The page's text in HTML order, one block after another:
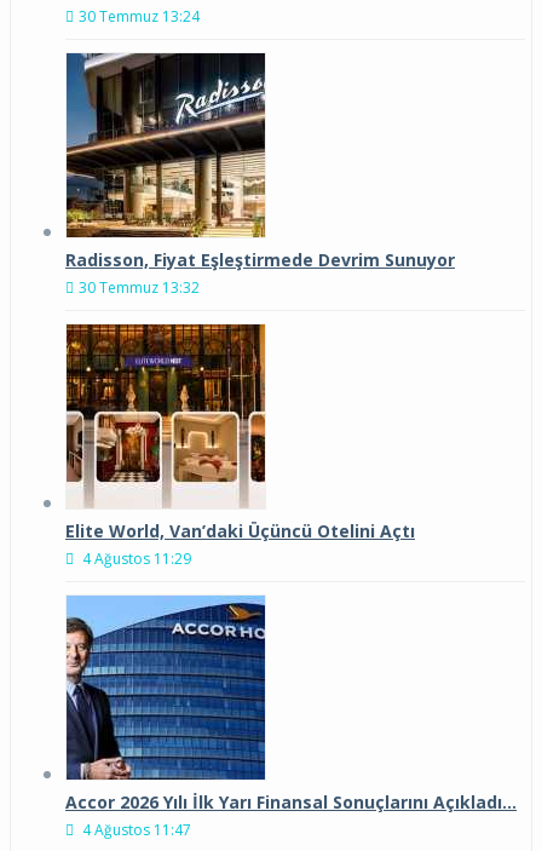
30 Temmuz 13:24
Radisson, Fiyat Eşleştirmede Devrim Sunuyor
30 Temmuz 13:32
Elite World, Van’daki Üçüncü Otelini Açtı
4 Ağustos 11:29
Accor 2026 Yılı İlk Yarı Finansal Sonuçlarını Açıkladı…
4 Ağustos 11:47